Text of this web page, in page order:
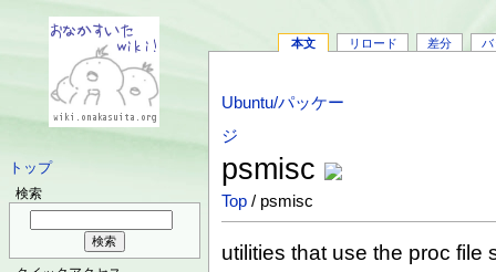
トップ
検索
本文 リロード 差分 バ
Ubuntu/パッケー
ジ
psmisc
Top / psmisc
utilities that use the proc file